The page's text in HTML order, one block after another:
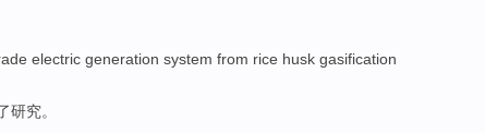
electric generation system from rice husk gasification
研究。